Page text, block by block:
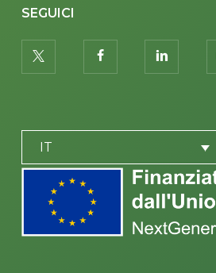
SEGUICI
twitter facebooklinkedin
IT